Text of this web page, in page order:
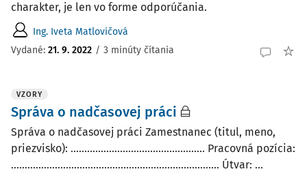
charakter, je len vo forme odporúčania.
Ing. Iveta Matlovičová
Vydané: 21. 9. 2022 / 3 minúty čítania
VZORY
Správa o nadčasovej práci
Správa o nadčasovej práci Zamestnanec (titul, meno,
priezvisko): ................................................. Pracovná pozícia:
............................................................................ Útvar: ...